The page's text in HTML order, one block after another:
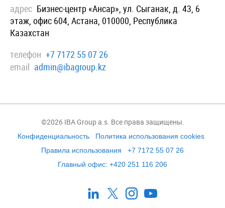
адрес Бизнес-центр «Ансар», ул. Сыганак, д. 43, 6
этаж, офис 604, Астана, 010000, Республика
Казахстан
телефон +7 7172 55 07 26
email admin@ibagroup.kz
©2026 IBA Group a.s. Все права защищены.
Конфиденциальность
Политика использования cookies
Правила использования
+7 7172 55 07 26
Главный офис: +420 251 116 206